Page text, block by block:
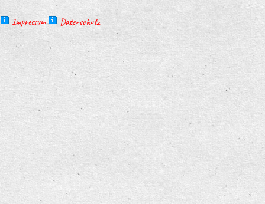
Impressum Datenschutz